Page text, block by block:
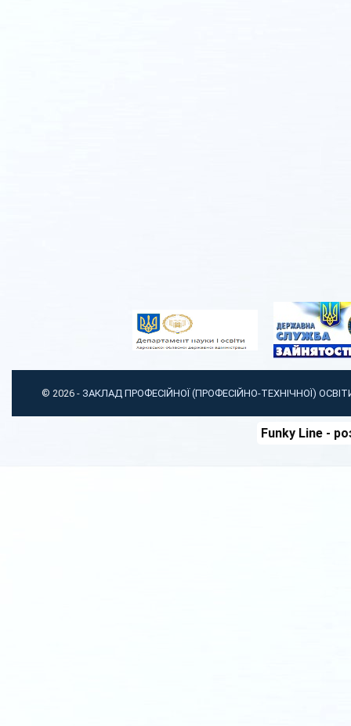
© 2026 - ЗАКЛАД ПРОФЕСІЙНОЇ (ПРОФЕСІЙНО-ТЕХНІЧНОЇ)
Funky Line-